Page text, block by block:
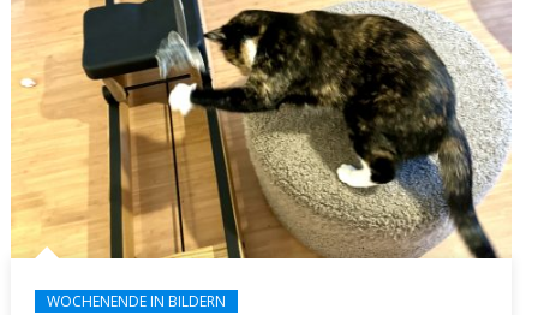
WOCHENENDE IN BILDERN